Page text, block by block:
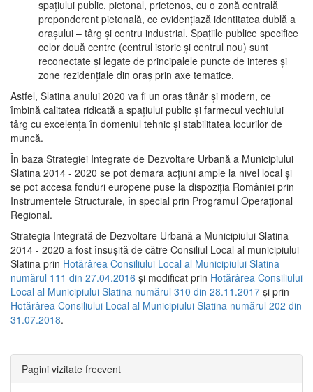
spaţiului public, pietonal, prietenos, cu o zonă centrală
preponderent pietonală, ce evidenţiază identitatea dublă a
oraşului – târg şi centru industrial. Spaţiile publice specifice
celor două centre (centrul istoric şi centrul nou) sunt
reconectate şi legate de principalele puncte de interes şi
zone rezidenţiale din oraş prin axe tematice.
Astfel, Slatina anului 2020 va fi un oraş tânăr şi modern, ce
îmbină calitatea ridicată a spaţiului public şi farmecul vechiului
târg cu excelenţa în domeniul tehnic şi stabilitatea locurilor de
muncă.
În baza Strategiei Integrate de Dezvoltare Urbană a Municipiului
Slatina 2014 - 2020 se pot demara acţiuni ample la nivel local şi
se pot accesa fonduri europene puse la dispoziţia României prin
Instrumentele Structurale, în special prin Programul Operațional
Regional.
Strategia Integrată de Dezvoltare Urbană a Municipiului Slatina
2014 - 2020 a fost însuşită de către Consiliul Local al municipiului
Slatina prin Hotărârea Consiliului Local al Municipiului Slatina
numărul 111 din 27.04.2016 și modificat prin Hotărârea Consiliului
Local al Municipiului Slatina numărul 310 din 28.11.2017 și prin
Hotărârea Consiliului Local al Municipiului Slatina numărul 202 din
31.07.2018.
Pagini vizitate frecvent